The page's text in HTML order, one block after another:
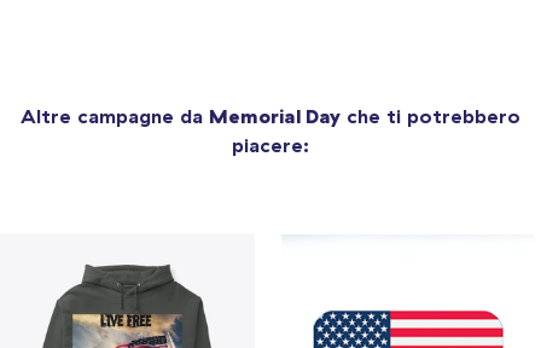
Altre campagne da Memorial Day che ti potrebbero
piacere: